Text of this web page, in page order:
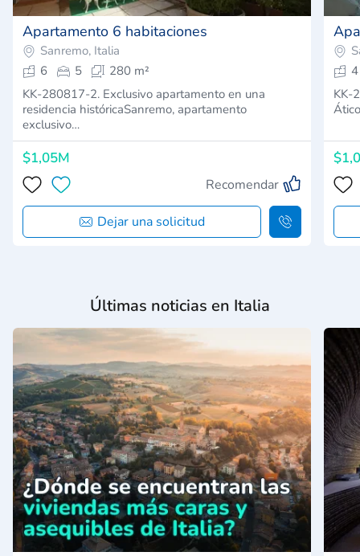
Apartamento 6 habitaciones
Sanremo, Italia
6
5
280 m²
KK-280817-2. Exclusivo apartamento en una
residencia históricaSanremo, apartamento
exclusivo…
$1,05M
Recomendar
Dejar una solicitud
4
KK-
Últimas noticias en Italia